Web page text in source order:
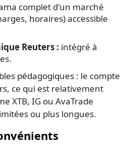
complet d'un marché
horaires) accessible
Reuters : intégré à
pédagogiques : le compte
ce qui est relativement
XTB, IG ou AvaTrade
ou plus longues.